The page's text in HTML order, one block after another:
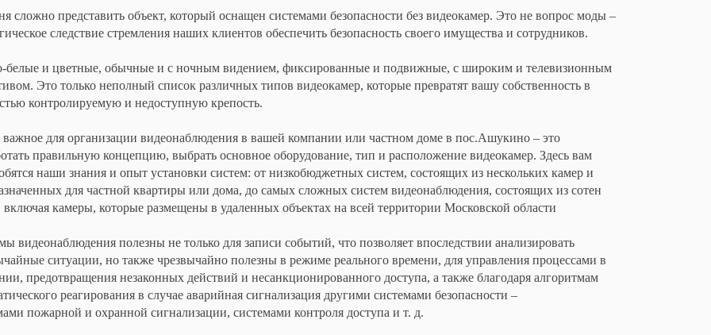
сложно представить объект, который оснащен системами безопасности без видеокамер. Это не вопрос моды –
следствие стремления наших клиентов обеспечить безопасность своего имущества и сотрудников.
белые и цветные, обычные и с ночным видением, фиксированные и подвижные, с широким и телевизионным
Это только неполный список различных типов видеокамер, которые превратят вашу собственность в
контролируемую и недоступную крепость.
для организации видеонаблюдения в вашей компании или частном доме в пос.Ашукино – это
правильную концепцию, выбрать основное оборудование, тип и расположение видеокамер. Здесь вам
наши знания и опыт установки систем: от низкобюджетных систем, состоящих из нескольких камер и
для частной квартиры или дома, до самых сложных систем видеонаблюдения, состоящих из сотен
включая камеры, которые размещены в удаленных объектах на всей территории Московской области
видеонаблюдения полезны не только для записи событий, что позволяет впоследствии анализировать
ситуации, но также чрезвычайно полезны в режиме реального времени, для управления процессами в
предотвращения незаконных действий и несанкционированного доступа, а также благодаря алгоритмам
реагирования в случае аварийная сигнализация другими системами безопасности –
пожарной и охранной сигнализации, системами контроля доступа и т. д.